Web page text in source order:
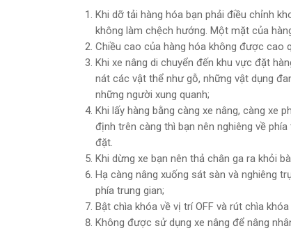
Khi dỡ tải hàng hóa bạn phải điều chỉnh
không làm chệch hướng. Một mặt của
Chiều cao của hàng hóa không được cao
Khi xe nâng di chuyển đến khu vực đặt
nát các vật thể như gỗ, những vật dụng
những người xung quanh;
Khi lấy hàng bằng càng xe nâng, càng xe
định trên càng thì bạn nên nghiêng về
đặt.
Khi dừng xe bạn nên thả chân ga ra khỏi
Hạ càng nâng xuống sát sàn và nghiêng
phía trung gian;
Bật chìa khóa về vị trí OFF và rút chìa
Không được sử dụng xe nâng để nâng